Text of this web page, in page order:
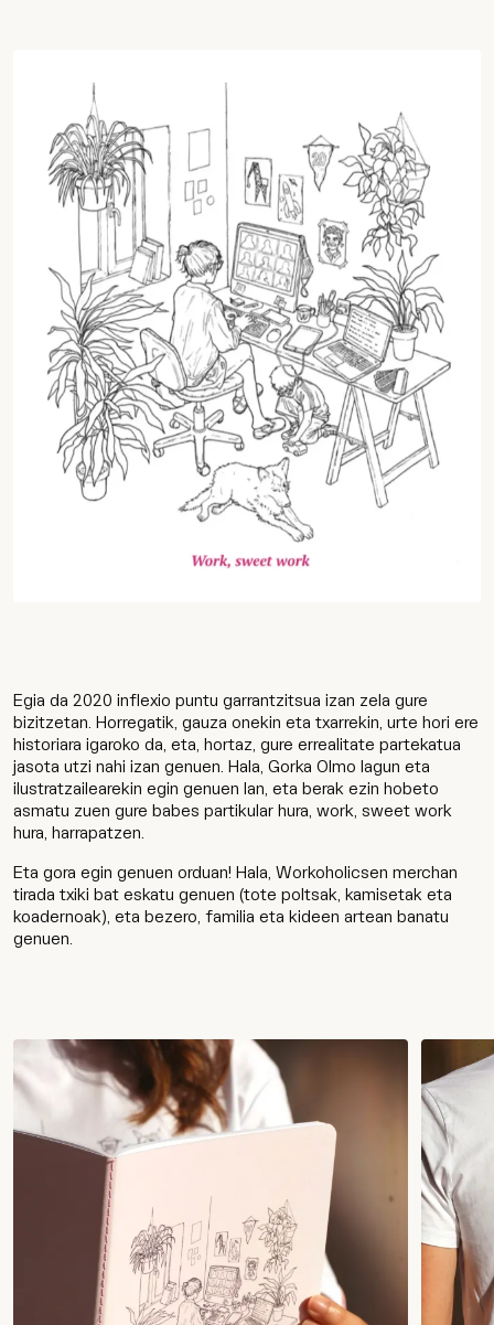
Work
Zerbitzuak
Wip
Egia da 2020 inflexio puntu garrantzitsua izan zela gure
bizitzetan. Horregatik, gauza onekin eta txarrekin, urte hori ere
historiara igaroko da, eta, hortaz, gure errealitate partekatua
jasota utzi nahi izan genuen. Hala, Gorka Olmo lagun eta
ilustratzailearekin egin genuen lan, eta berak ezin hobeto
asmatu zuen gure babes partikular hura, work, sweet work
hura, harrapatzen.
Eta gora egin genuen orduan! Hala, Workoholicsen merchan
tirada txiki bat eskatu genuen (tote poltsak, kamisetak eta
koadernoak), eta bezero, familia eta kideen artean banatu
genuen.